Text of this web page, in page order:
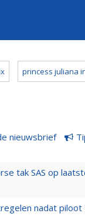
princess juliana
nieuwsbrief
tak SAS op
nadat